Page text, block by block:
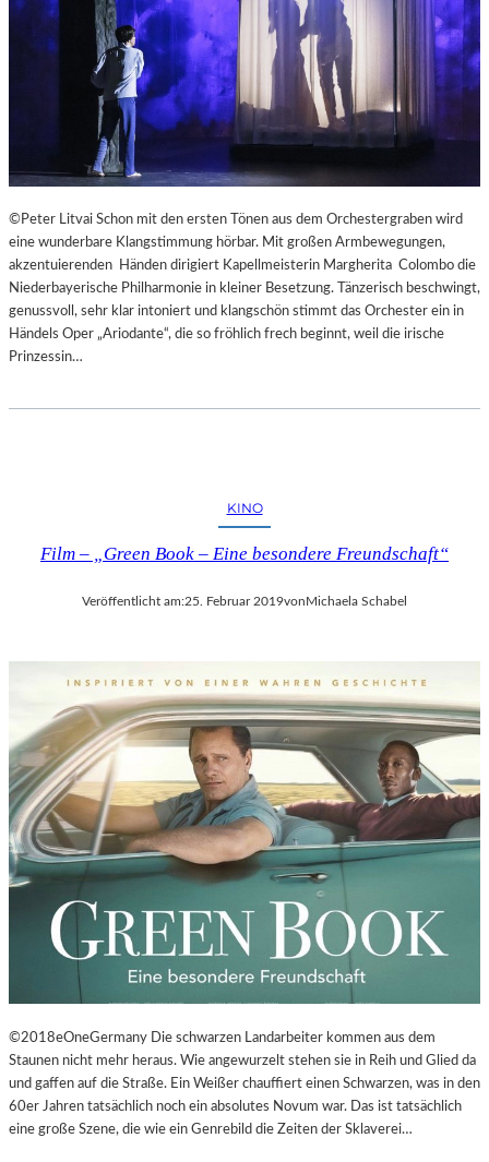
©Peter Litvai Schon mit den ersten Tönen aus dem Orchestergraben wird
eine wunderbare Klangstimmung hörbar. Mit großen Armbewegungen,
akzentuierenden Händen dirigiert Kapellmeisterin Margherita Colombo die
Niederbayerische Philharmonie in kleiner Besetzung. Tänzerisch beschwingt,
genussvoll, sehr klar intoniert und klangschön stimmt das Orchester ein in
Händels Oper „Ariodante“, die so fröhlich frech beginnt, weil die irische
Prinzessin…
KINO
Film – „Green Book – Eine besondere Freundschaft“
Veröffentlicht am:25. Februar 2019von Michaela Schabel
©2018eOneGermany Die schwarzen Landarbeiter kommen aus dem
Staunen nicht mehr heraus. Wie angewurzelt stehen sie in Reih und Glied da
und gaffen auf die Straße. Ein Weißer chauffiert einen Schwarzen, was in den
60er Jahren tatsächlich noch ein absolutes Novum war. Das ist tatsächlich
eine große Szene, die wie ein Genrebild die Zeiten der Sklaverei…